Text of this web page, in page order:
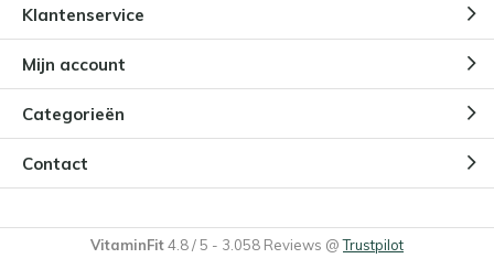
Klantenservice
Mijn account
Categorieën
Contact
VitaminFit4.8/5 - 3.058 Reviews @Trustpilot